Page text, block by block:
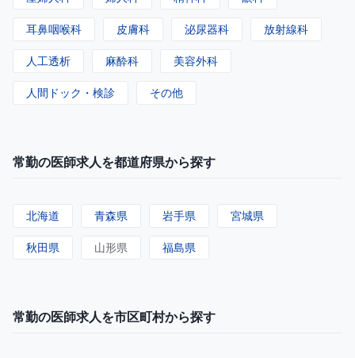
耳鼻咽喉科 皮膚科 泌尿器科 放射線科
人工透析 麻酔科 美容外科
人間ドック・検診 その他
常勤の医師求人を都道府県から探す
北海道 青森県 岩手県 宮城県
秋田県 山形県 福島県
常勤の医師求人を市区町村から探す